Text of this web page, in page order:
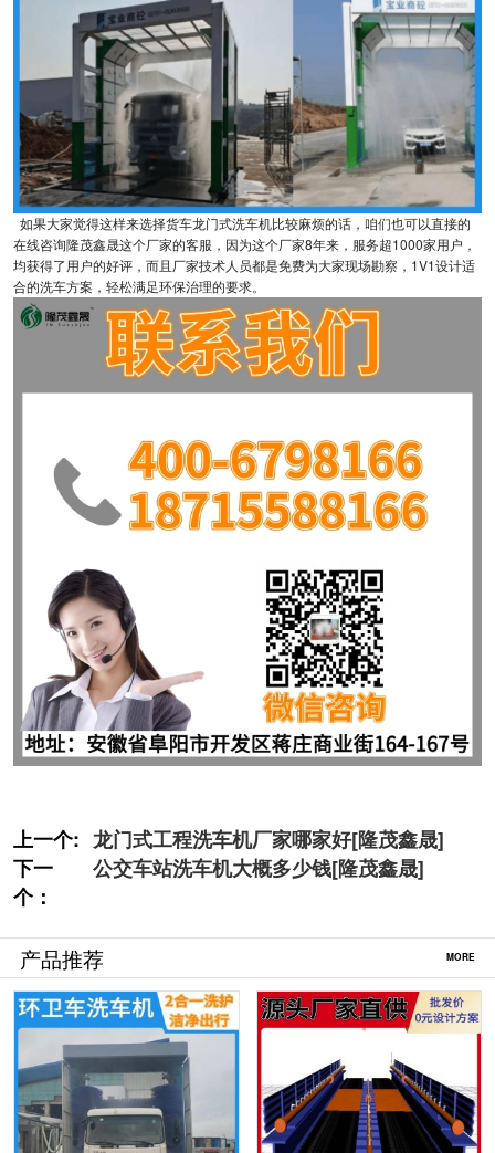
如果大家觉得这样来选择货车龙门式洗车机比较麻烦的话，咱们也可以直接的
在线咨询隆茂鑫晟这个厂家的客服，因为这个厂家8年来，服务超1000家用户，
均获得了用户的好评，而且厂家技术人员都是免费为大家现场勘察，1V1设计适
合的洗车方案，轻松满足环保治理的要求。
上一个: 龙门式工程洗车机厂家哪家好[隆茂鑫晟]
下一
个：
公交车站洗车机大概多少钱[隆茂鑫晟]
产品推荐 MORE